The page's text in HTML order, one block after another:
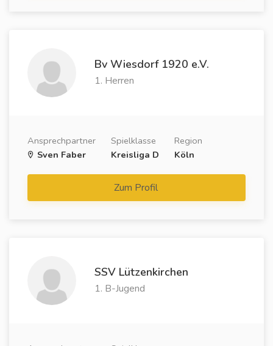
Bv Wiesdorf 1920 e.V.
1. Herren
Ansprechpartner
Sven Faber
Spielklasse
Kreisliga D
Region
Köln
Zum Profil
SSV Lützenkirchen
1. B-Jugend